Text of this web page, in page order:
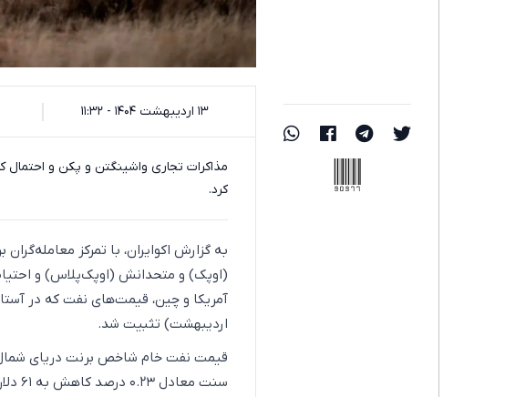
90977
۱۳ اردیبهشت ۱۴۰۴ - ۱۱:۳۲
​مذاکرات تجاری واشینگتن و پکن و
کرد.
به گزارش اکوایران، با تمرکز
(اوپک) و متحدانش (اوپک‌پلاس) و
اردیبهشت) تثبیت شد.